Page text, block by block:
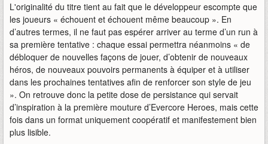
L'originalité du titre tient au fait que le développeur escompte que
les joueurs « échouent et échouent même beaucoup ». En
d’autres termes, il ne faut pas espérer arriver au terme d’un run à
sa première tentative : chaque essai permettra néanmoins « de
débloquer de nouvelles façons de jouer, d’obtenir de nouveaux
héros, de nouveaux pouvoirs permanents à équiper et à utiliser
dans les prochaines tentatives afin de renforcer son style de jeu
». On retrouve donc la petite dose de persistance qui servait
d’inspiration à la première mouture d’Evercore Heroes, mais cette
fois dans un format uniquement coopératif et manifestement bien
plus lisible.